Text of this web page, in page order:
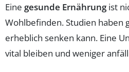
Eine gesunde Ernährungist
Wohlbefinden. Studien haben
erheblich senken kann. Eine
vital bleiben und weniger